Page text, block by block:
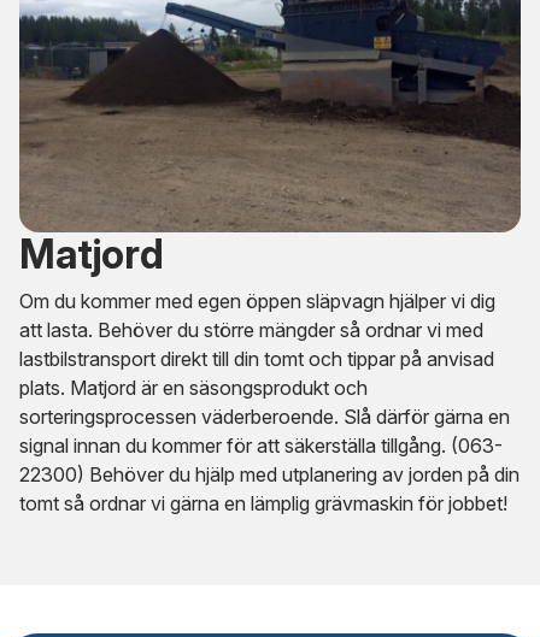
Matjord
Om du kommer med egen öppen släpvagn hjälper vi dig
att lasta. Behöver du större mängder så ordnar vi med
lastbilstransport direkt till din tomt och tippar på anvisad
plats. Matjord är en säsongsprodukt och
sorteringsprocessen väderberoende. Slå därför gärna en
signal innan du kommer för att säkerställa tillgång. (063-
22300) Behöver du hjälp med utplanering av jorden på din
tomt så ordnar vi gärna en lämplig grävmaskin för jobbet!